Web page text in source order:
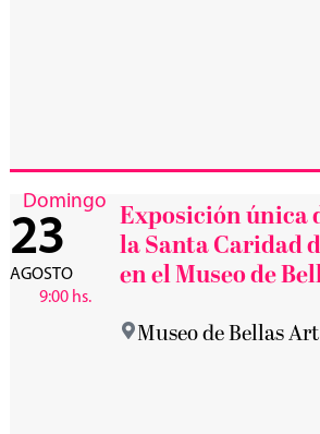
Domingo
23
AGOSTO
9:00 hs.
Exposición única
la Santa Caridad
en el Museo de
Museo de Bellas